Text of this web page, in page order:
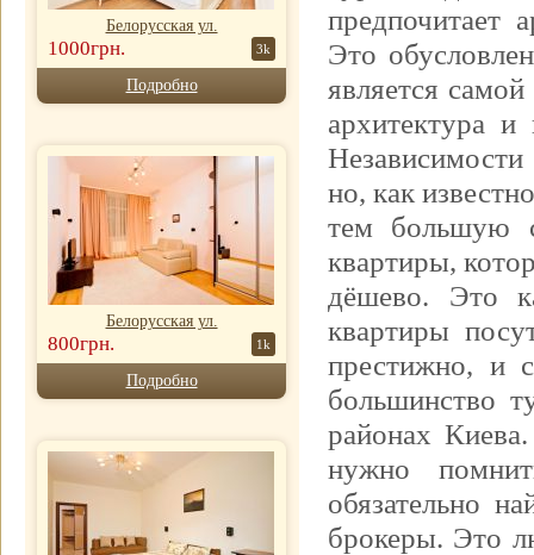
Белорусская ул.
1000грн. 3k
Подробно
Белорусская ул.
800грн. 1k
Подробно
предпочитает
Это
является
архитектура
но, как
тем большую
квартиры,
дёшево. Это
квартиры
престижно, и
большинство
районах
нужно
обязательно
брокеры. Это